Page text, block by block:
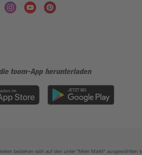
toom-App herunterladen
beziehen sich auf den unter "Mein Markt" ausgewählten